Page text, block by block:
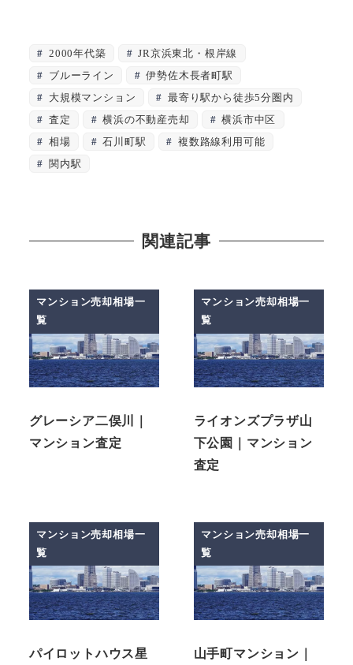
2000年代築
JR京浜東北・根岸線
ブルーライン
伊勢佐木長者町駅
大規模マンション
最寄り駅から徒歩5分圏内
査定
横浜の不動産売却
横浜市中区
相場
石川町駅
複数路線利用可能
関内駅
関連記事
マンション売却相場一
覧
グレーシア二俣川｜
マンション査定
マンション売却相場一
覧
ライオンズプラザ山
下公園｜マンション
査定
マンション売却相場一
覧
パイロットハウス星
マンション売却相場一
覧
山手町マンション｜